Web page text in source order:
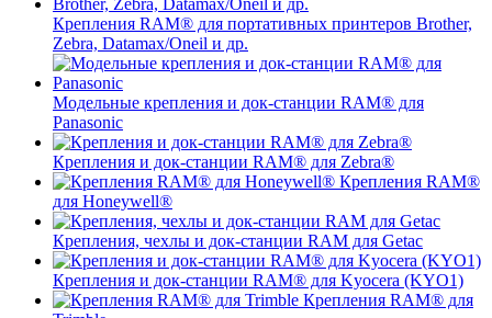
Крепления RAM® для портативных принтеров Brother,
Zebra, Datamax/Oneil и др.
Модельные крепления и док-станции RAM® для
Panasonic
Крепления и док-станции RAM® для Zebra®
Крепления RAM®
для Honeywell®
Крепления, чехлы и док-станции RAM для Getac
Крепления и док-станции RAM® для Kyocera (KYO1)
Крепления RAM® для